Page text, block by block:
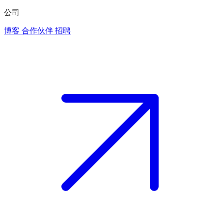
公司
博客 合作伙伴 招聘